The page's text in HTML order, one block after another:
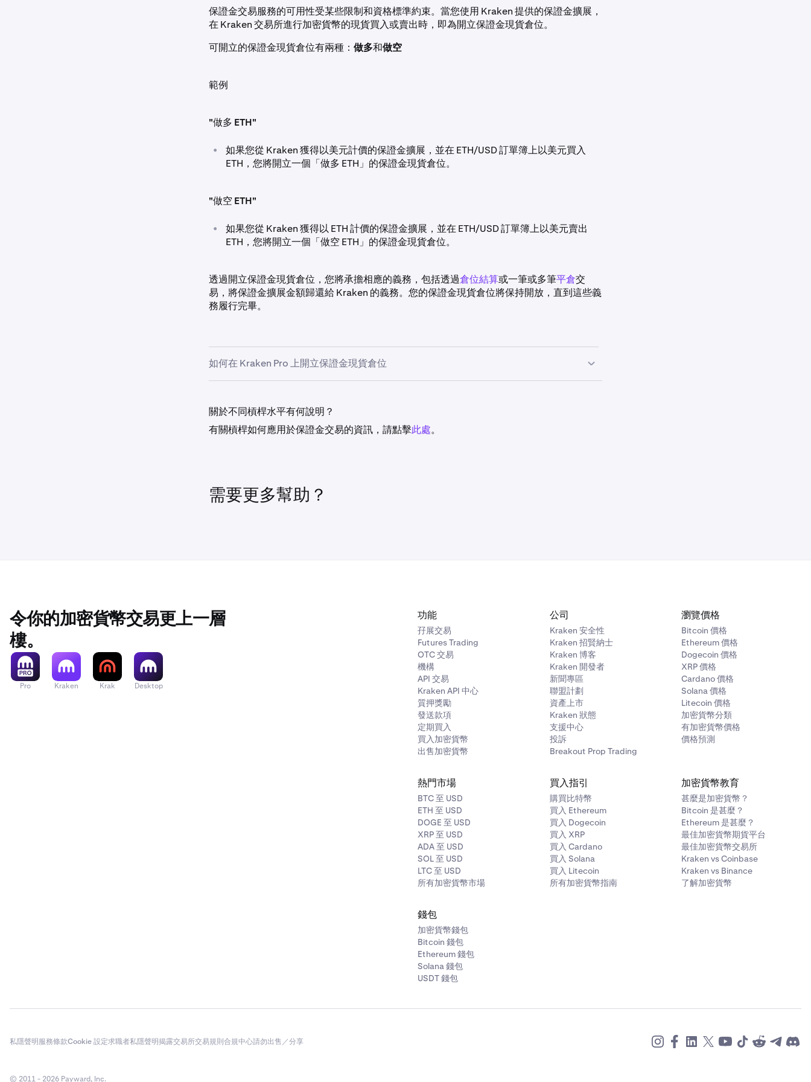
保證金交易服務的可用性受某些限制和資格標準約束。當您使用 Kraken 提供的保證金擴展，
在 Kraken 交易所進行加密貨幣的現貨買入或賣出時，即為開立保證金現貨倉位。
可開立的保證金現貨倉位有兩種： 做多和做空
範例
"做多 ETH"
•
如果您從 Kraken 獲得以美元計價的保證金擴展，並在 ETH/USD 訂單簿上以美元買入
ETH，您將開立一個「做多 ETH」的保證金現貨倉位。
"做空 ETH"
•
如果您從 Kraken 獲得以 ETH 計價的保證金擴展，並在 ETH/USD 訂單簿上以美元賣出
ETH，您將開立一個「做空 ETH」的保證金現貨倉位。
透過開立保證金現貨倉位，您將承擔相應的義務，包括透過倉位結算或一筆或多筆平倉交
易，將保證金擴展金額歸還給 Kraken 的義務。您的保證金現貨倉位將保持開放，直到這些義
務履行完畢。
如何在 Kraken Pro 上開立保證金現貨倉位
訂單表格中輸入所有內容（「金額」欄位仍決定訂單大小，各種訂單類型的價格參數運作方
式相同等）。
您將無法進行保證金現貨交易，直到您的帳戶中存入足夠的抵押貨幣或從市場上獲得。
關於不同槓桿水平有何說明？
有關槓桿如何應用於保證金交易的資訊，請點擊此處。
需要更多幫助？
令你的加密貨幣交易更上一層
樓。
Pro Kraken Krak Desktop
功能
孖展交易
Futures Trading
OTC 交易
機構
API 交易
Kraken API 中心
質押獎勵
發送款項
定期買入
買入加密貨幣
出售加密貨幣
公司
Kraken 安全性
Kraken 招賢納士
Kraken 博客
Kraken 開發者
新聞專區
聯盟計劃
資產上市
Kraken 狀態
支援中心
投訴
Breakout Prop Trading
瀏覽價格
Bitcoin 價格
Ethereum 價格
Dogecoin 價格
XRP 價格
Cardano 價格
Solana 價格
Litecoin 價格
加密貨幣分類
有加密貨幣價格
價格預測
熱門市場
BTC 至 USD
ETH 至 USD
DOGE 至 USD
XRP 至 USD
ADA 至 USD
SOL 至 USD
LTC 至 USD
所有加密貨幣市場
買入指引
購買比特幣
買入 Ethereum
買入 Dogecoin
買入 XRP
買入 Cardano
買入 Solana
買入 Litecoin
所有加密貨幣指南
加密貨幣教育
甚麼是加密貨幣？
Bitcoin 是甚麼？
Ethereum 是甚麼？
最佳加密貨幣期貨平台
最佳加密貨幣交易所
Kraken vs Coinbase
Kraken vs Binance
了解加密貨幣
錢包
加密貨幣錢包
Bitcoin 錢包
Ethereum 錢包
Solana 錢包
USDT 錢包
私隱聲明服務條款Cookie 設定求職者私隱聲明揭露交易所交易規則合規中心請勿出售／分享
© 2011 - 2026 Payward, Inc.